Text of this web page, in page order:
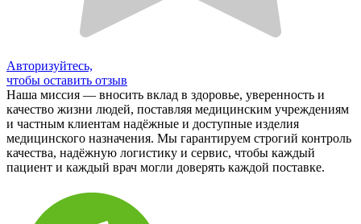
Авторизуйтесь,
чтобы оставить отзыв
Наша миссия — вносить вклад в здоровье, уверенность и
качество жизни людей, поставляя медицинским учреждениям
и частным клиентам надёжные и доступные изделия
медицинского назначения. Мы гарантируем строгий контроль
качества, надёжную логистику и сервис, чтобы каждый
пациент и каждый врач могли доверять каждой поставке.